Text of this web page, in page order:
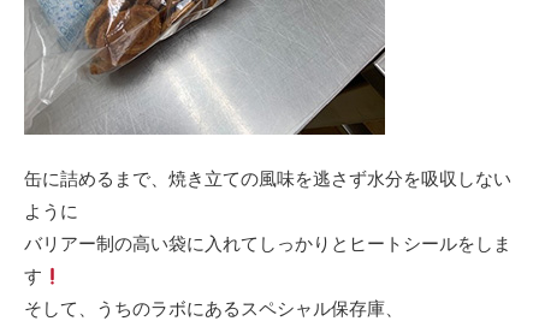
缶に詰めるまで、焼き立ての風味を逃さず水分を吸収しない
ように
バリアー制の高い袋に入れてしっかりとヒートシールをしま
す
そして、うちのラボにあるスペシャル保存庫、